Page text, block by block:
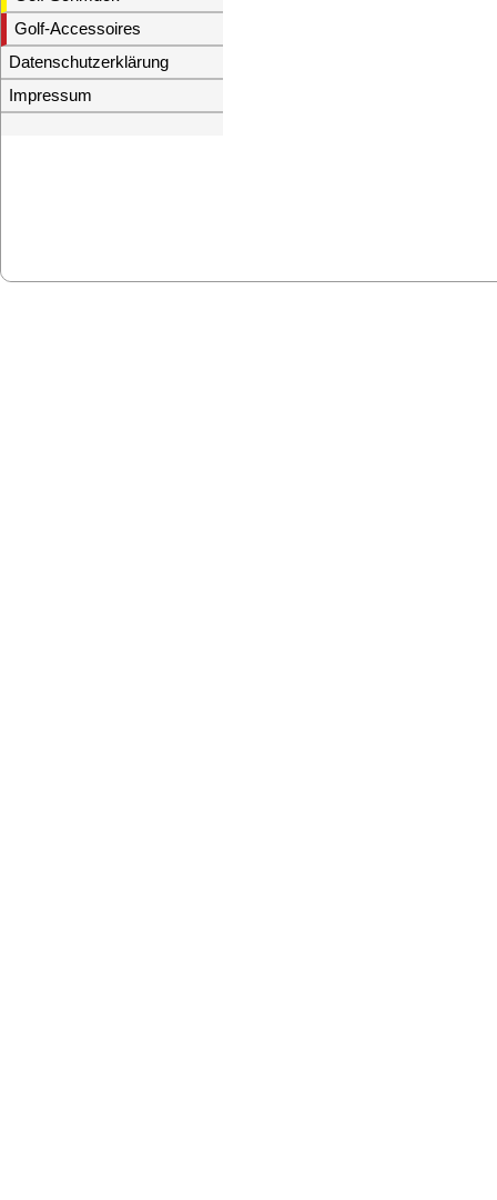
Golf-Accessoires
Datenschutzerklärung
Impressum